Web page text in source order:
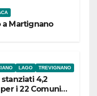
Martignano
LAGO TREVIGNANO
stanziati 4,2
i 22 Comuni